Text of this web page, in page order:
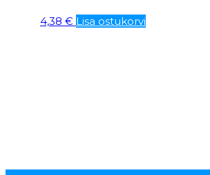
4,38 € Lisa ostukorvi